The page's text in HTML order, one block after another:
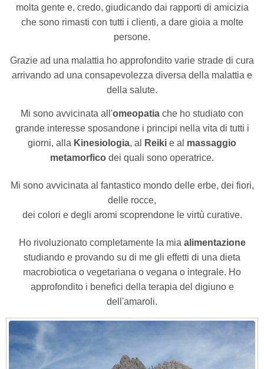
molta gente e, credo, giudicando dai rapporti di amicizia
che sono rimasti con tutti i clienti, a dare gioia a molte
persone.
Grazie ad una malattia ho approfondito varie strade di cura
arrivando ad una consapevolezza diversa della malattia e
della salute.
Mi sono avvicinata all'omeopatia che ho studiato con
grande interesse sposandone i principi nella vita di tutti i
giorni, alla Kinesiologia, al Reiki e al massaggio
metamorfico dei quali sono operatrice.
Mi sono avvicinata al fantastico mondo delle erbe, dei fiori,
delle rocce,
dei colori e degli aromi scoprendone le virtù curative.
Ho rivoluzionato completamente la mia alimentazione
studiando e provando su di me gli effetti di una dieta
macrobiotica o vegetariana o vegana o integrale. Ho
approfondito i benefici della terapia del digiuno e
dell'amaroli.